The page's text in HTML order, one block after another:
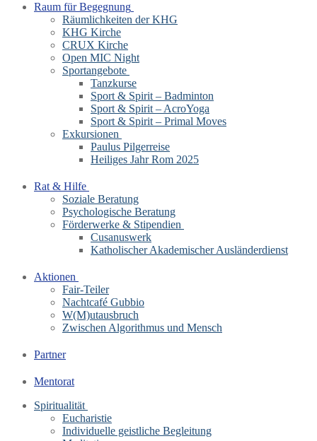
Raum für Begegnung
Räumlichkeiten der KHG
KHG Kirche
CRUX Kirche
Open MIC Night
Sportangebote
Tanzkurse
Sport & Spirit – Badminton
Sport & Spirit – AcroYoga
Sport & Spirit – Primal Moves
Exkursionen
Paulus Pilgerreise
Heiliges Jahr Rom 2025
Rat & Hilfe
Soziale Beratung
Psychologische Beratung
Förderwerke & Stipendien
Cusanuswerk
Katholischer Akademischer Ausländerdienst
Aktionen
Fair-Teiler
Nachtcafé Gubbio
W(M)utausbruch
Zwischen Algorithmus und Mensch
Partner
Mentorat
Spiritualität
Eucharistie
Individuelle geistliche Begleitung